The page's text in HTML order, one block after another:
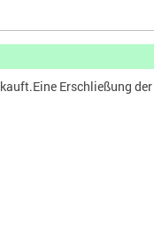
Erschließung